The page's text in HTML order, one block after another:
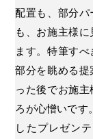
配置も、部分
も、お施主様
ます。特筆す
部分を眺める提
った後でお施
ろが心憎いで
したプレゼン